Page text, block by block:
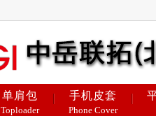
单肩包
Toploader
手机皮套
Phone Cover